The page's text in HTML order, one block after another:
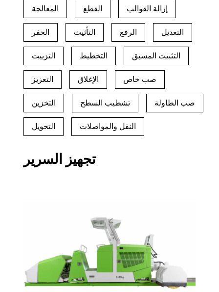
المعالجة القطع إزالة القوالب
الحفر التأثيث الرفع التعديل
التزييت التخطيط التثبيت المسبق
التعزيز الإغلاق صب خاص
التخزين تشطيب السطح صب الطاولة
التحويل النقل والمواصلات
تجهيز السرير